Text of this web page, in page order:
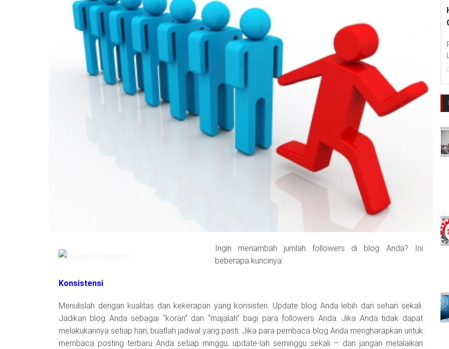
Ingin menambah jumlah followers di blog Anda? Ini
beberapa kuncinya:
Konsistensi
Menulislah dengan kualitas dan kekerapan yang konsisten. Update blog Anda lebih dari sehari sekali.
Jadikan blog Anda sebagai “koran” dan “majalah” bagi para followers Anda. Jika Anda tidak dapat
melakukannya setiap hari, buatlah jadwal yang pasti. Jika para pembaca blog Anda mengharapkan untuk
membaca posting terbaru Anda setiap minggu, update-lah seminggu sekali – dan jangan melalaikan
Hankook Tire
Communities To
Photo : Hankook
Language